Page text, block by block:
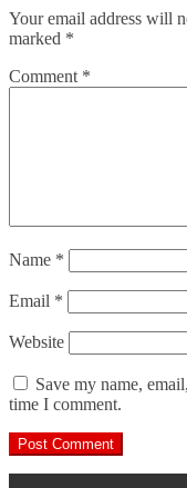
Your email address will
marked *
Comment *
Name *
Email *
Website
Save my name,
time I comment.